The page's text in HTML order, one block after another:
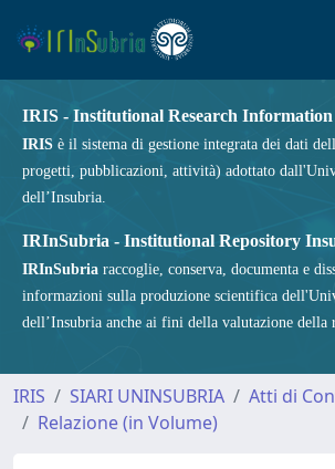
IRIS - Institutional Research Information
IRIS è il sistema di gestione integrata dei dati
progetti, pubblicazioni, attività) adottato
dell’Insubria.
IRInSubria - Institutional Repository
IRInSubria raccoglie, conserva, documenta e
informazioni sulla produzione scientifica
dell’Insubria anche ai fini della valutazione della
IRIS SIARI UNINSUBRIA
Atti di
Relazione (in Volume)